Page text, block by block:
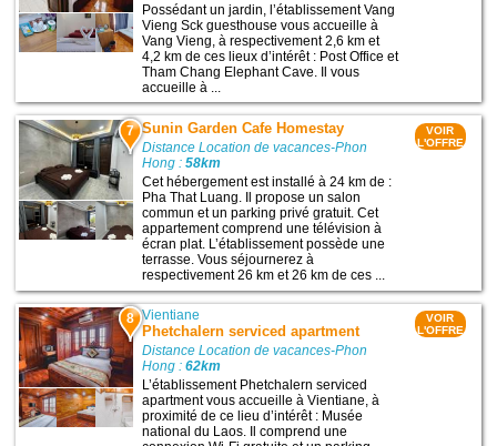
Possédant un jardin, l’établissement Vang
Vieng Sck guesthouse vous accueille à
Vang Vieng, à respectivement 2,6 km et
4,2 km de ces lieux d’intérêt : Post Office et
Tham Chang Elephant Cave. Il vous
accueille à ...
7 Sunin Garden Cafe Homestay
Distance Location de vacances-Phon
Hong :58km
Cet hébergement est installé à 24 km de :
Pha That Luang. Il propose un salon
commun et un parking privé gratuit. Cet
appartement comprend une télévision à
écran plat. L’établissement possède une
terrasse. Vous séjournerez à
respectivement 26 km et 26 km de ces ...
VOIR
L'OFFRE
8 Vientiane
Phetchalern serviced apartment
Distance Location de vacances-Phon
Hong :62km
L’établissement Phetchalern serviced
apartment vous accueille à Vientiane, à
proximité de ce lieu d’intérêt : Musée
national du Laos. Il comprend une
VOIR
L'OFFRE